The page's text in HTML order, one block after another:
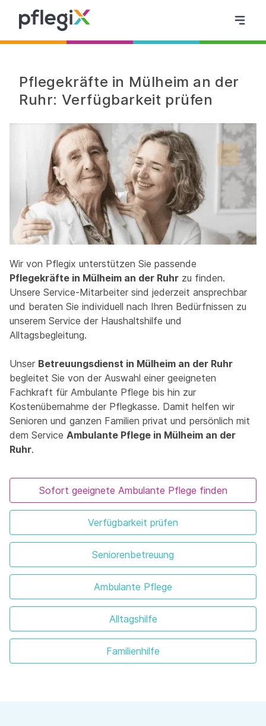
Pflegekräfte in Mülheim an der
Ruhr: Verfügbarkeit prüfen
Wir von Pflegix unterstützen Sie passende
Pflegekräfte in Mülheim an der Ruhr zu finden.
Unsere Service-Mitarbeiter sind jederzeit ansprechbar
und beraten Sie individuell nach Ihren Bedürfnissen zu
unserem Service der Haushaltshilfe und
Alltagsbegleitung.
Unser Betreuungsdienst in Mülheim an der Ruhr
begleitet Sie von der Auswahl einer geeigneten
Fachkraft für Ambulante Pflege bis hin zur
Kostenübernahme der Pflegkasse. Damit helfen wir
Senioren und ganzen Familien privat und persönlich mit
dem Service Ambulante Pflege in Mülheim an der
Ruhr.
Sofort geeignete Ambulante Pflege finden
Verfügbarkeit prüfen
Seniorenbetreuung
Ambulante Pflege
Alltagshilfe
Familienhilfe